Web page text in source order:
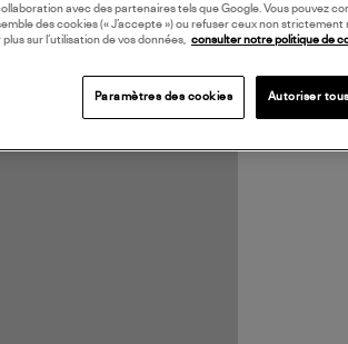
avec des partenaires tels que Google. Vous pouvez
des cookies (« J’accepte ») ou refuser ceux non
plus sur l’utilisation de vos données, consulter notre politique de
Paramètres des cookies Autoriser